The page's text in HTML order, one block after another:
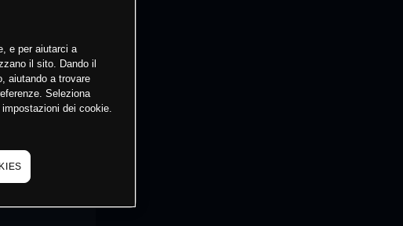
e per aiutarci a
il sito. Dando il
aiutando a trovare
Seleziona
dei cookie.